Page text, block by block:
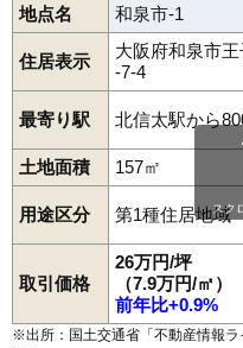
地点名 和泉市-1
住居表示
大阪府和泉市
-7-4
最寄り駅 北信太駅から
土地面積
157㎡
用途区分 第1種住居地域
取引価格
26万円/坪
（7.9万円/㎡）
前年比+0.9%
スク
※出所：国土交通省「 不動産情報